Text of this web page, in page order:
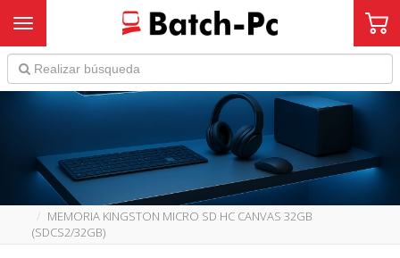
Toggle navigation
MEMORIA KINGSTON MICRO SD HC CANVAS 32GB
(SDCS2/32GB)